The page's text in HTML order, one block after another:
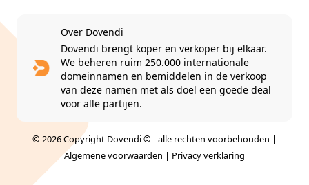
Over Dovendi
Dovendi brengt koper en verkoper bij elkaar.
We beheren ruim 250.000 internationale
domeinnamen en bemiddelen in de verkoop
van deze namen met als doel een goede deal
voor alle partijen.
© 2026 Copyright Dovendi © - alle rechten voorbehouden |
Algemene voorwaarden | Privacy verklaring